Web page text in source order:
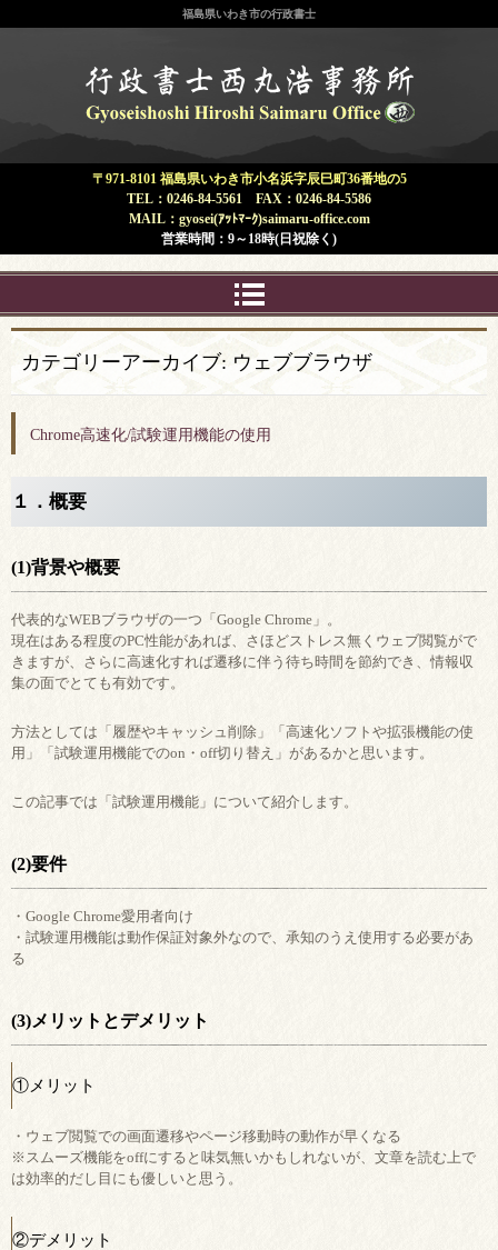
福島県 いわき市 | 行政書士 西丸浩
事務所
福島県いわき市の行政書士
〒971-8101 福島県いわき市小名浜字辰巳町36番地の5
TEL：0246-84-5561 FAX：0246-84-5586
MAIL：gyosei(ｱｯﾄﾏｰｸ)saimaru-office.com
営業時間：9～18時(日祝除く)
カテゴリーアーカイブ: ウェブブラウザ
Chrome高速化/試験運用機能の使用
１．概要
(1)背景や概要
代表的なWEBブラウザの一つ「Google Chrome」。
現在はある程度のPC性能があれば、さほどストレス無くウェブ閲覧がで
きますが、さらに高速化すれば遷移に伴う待ち時間を節約でき、情報収
集の面でとても有効です。
方法としては「履歴やキャッシュ削除」「高速化ソフトや拡張機能の使
用」「試験運用機能でのon・off切り替え」があるかと思います。
この記事では「試験運用機能」について紹介します。
(2)要件
・Google Chrome愛用者向け
・試験運用機能は動作保証対象外なので、承知のうえ使用する必要があ
る
(3)メリットとデメリット
①メリット
・ウェブ閲覧での画面遷移やページ移動時の動作が早くなる
※スムーズ機能をoffにすると味気無いかもしれないが、文章を読む上で
は効率的だし目にも優しいと思う。
②デメリット